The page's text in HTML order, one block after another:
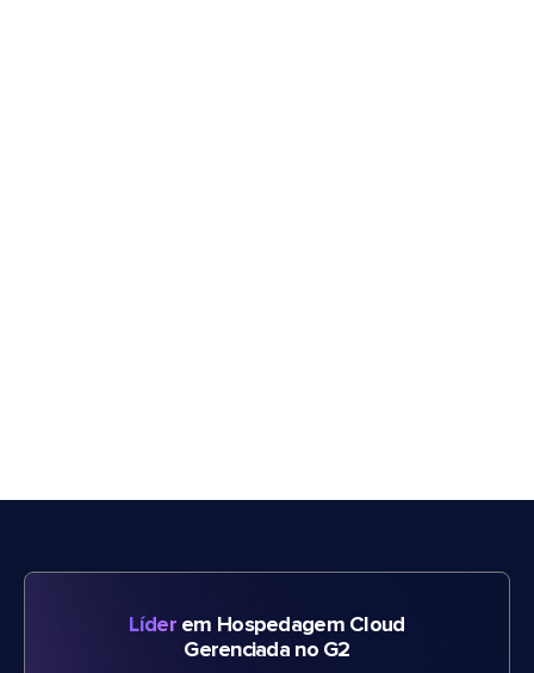
Líderem Hospedagem Cloud
Gerenciada no G2